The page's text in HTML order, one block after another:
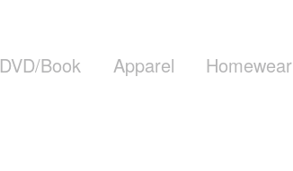
DVD/Book Apparel Homewear